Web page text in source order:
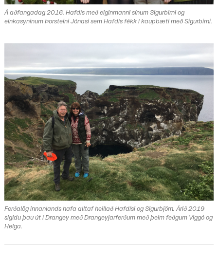
Á aðfangadag 2016. Hafdís með eiginmanni sínum Sigurbirni og
einkasyninum Þorsteini Jónasi sem Hafdís fékk í kaupbæti með Sigurbirni.
Ferðalög innanlands hafa alltaf heillað Hafdísi og Sigurbjörn. Árið 2019
sigldu þau út í Drangey með Drangeyjarferðum með þeim feðgum Viggó og
Helga.